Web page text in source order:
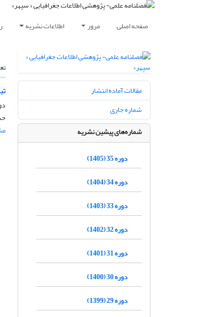
صفحه اصلی مرور اطلاعات نشریه
دوره
مقالات آماده انتشار
شماره جاری
شماره‌های پیشین نشریه
دوره 35 (1405)
دوره 34 (1404)
دوره 33 (1403)
دوره 32 (1402)
دوره 31 (1401)
دوره 30 (1400)
دوره 29 (1399)